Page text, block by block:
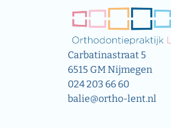
Carbatinastraat 5
6515 GM Nijmegen
024 203 66 60
balie@ortho-lent.nl